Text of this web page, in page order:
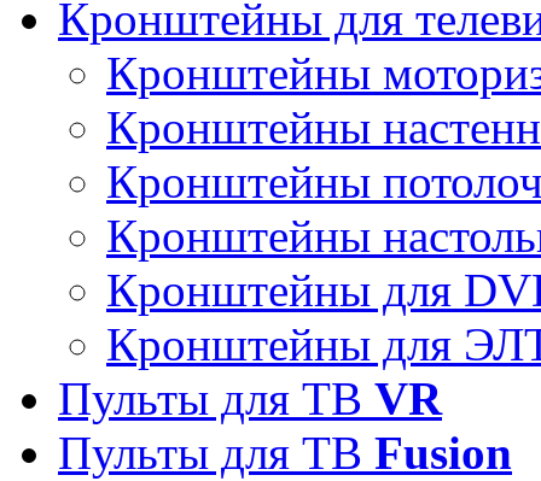
Кронштейны для
Кронштейны
Кронштейны
Кронштейны
Кронштейны
Кронштейны для
Кронштейны для
Пульты для ТВ VR
Пульты для ТВ Fusion